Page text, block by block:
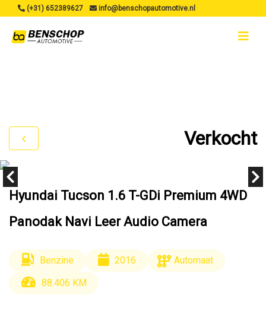
(+31) 652389627 info@benschopautomotive.nl
Verkocht
Hyundai Tucson 1.6 T-GDi Premium 4WD
Panodak Navi Leer Audio Camera
Benzine 2016
Automaat
88.406 KM